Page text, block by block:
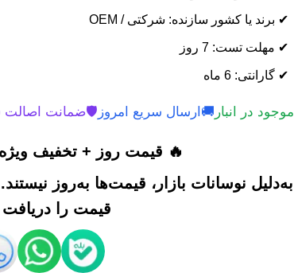
✔ برند یا کشور سازنده: شرکتی / OEM
✔ مهلت تست: 7 روز
✔ گارانتی: 6 ماه
موجود در انبار 🚚 ارسال سریع امروز 🛡️ضمانت اصالت
🔥 قیمت روز + تخفیف
به‌دلیل نوسانات بازار، قیمت‌ها به‌روز
قیمت را دریافت